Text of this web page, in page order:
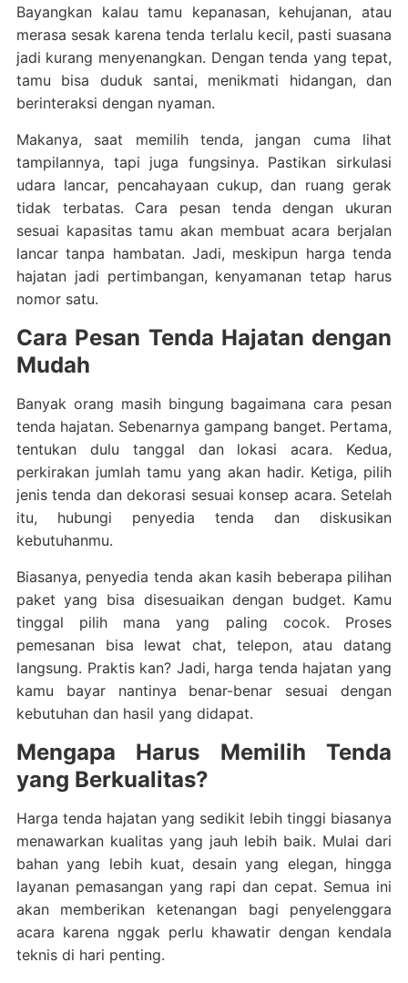
Bayangkan kalau tamu kepanasan, kehujanan, atau
merasa sesak karena tenda terlalu kecil, pasti suasana
jadi kurang menyenangkan. Dengan tenda yang tepat,
tamu bisa duduk santai, menikmati hidangan, dan
berinteraksi dengan nyaman.
Makanya, saat memilih tenda, jangan cuma lihat
tampilannya, tapi juga fungsinya. Pastikan sirkulasi
udara lancar, pencahayaan cukup, dan ruang gerak
tidak terbatas. Cara pesan tenda dengan ukuran
sesuai kapasitas tamu akan membuat acara berjalan
lancar tanpa hambatan. Jadi, meskipun harga tenda
hajatan jadi pertimbangan, kenyamanan tetap harus
nomor satu.
Cara Pesan Tenda Hajatan dengan
Mudah
Banyak orang masih bingung bagaimana cara pesan
tenda hajatan. Sebenarnya gampang banget. Pertama,
tentukan dulu tanggal dan lokasi acara. Kedua,
perkirakan jumlah tamu yang akan hadir. Ketiga, pilih
jenis tenda dan dekorasi sesuai konsep acara. Setelah
itu, hubungi penyedia tenda dan diskusikan
kebutuhanmu.
Biasanya, penyedia tenda akan kasih beberapa pilihan
paket yang bisa disesuaikan dengan budget. Kamu
tinggal pilih mana yang paling cocok. Proses
pemesanan bisa lewat chat, telepon, atau datang
langsung. Praktis kan? Jadi, harga tenda hajatan yang
kamu bayar nantinya benar-benar sesuai dengan
kebutuhan dan hasil yang didapat.
Mengapa Harus Memilih Tenda
yang Berkualitas?
Harga tenda hajatan yang sedikit lebih tinggi biasanya
menawarkan kualitas yang jauh lebih baik. Mulai dari
bahan yang lebih kuat, desain yang elegan, hingga
layanan pemasangan yang rapi dan cepat. Semua ini
akan memberikan ketenangan bagi penyelenggara
acara karena nggak perlu khawatir dengan kendala
teknis di hari penting.